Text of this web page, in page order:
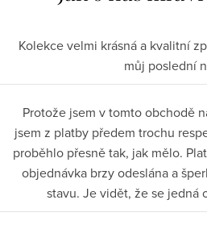
Kolekce velmi krásná a kvalitní
můj poslední
Protože jsem v tomto obchodě
jsem z platby předem trochu
proběhlo přesně tak, jak mělo.
objednávka brzy odeslána a
stavu. Je vidět, že se jedná